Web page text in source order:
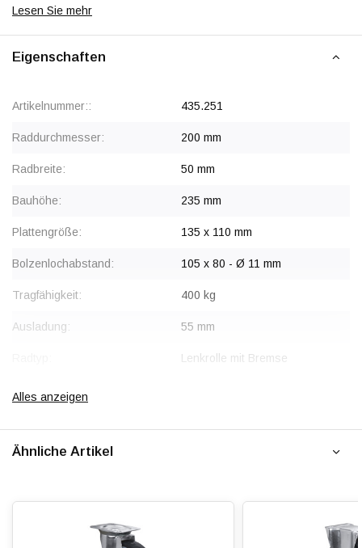
Rabatt ab 24 Stück, siehe Staffelpreise oder kontaktieren Sie
uns für ein Angebot.
Lesen Sie mehr
Eigenschaften
Artikelnummer:: 435.251
Raddurchmesser: 200 mm
Radbreite: 50 mm
Bauhöhe: 235 mm
Plattengröße: 135 x 110 mm
Bolzenlochabstand: 105 x 80 - Ø 11 mm
Tragfähigkeit: 400 kg
Ausladung: 55 mm
Lenkrolle mit Bremse
Befestigungstyp:
Bremse:
Radkörper: Polyamid (PA6)
Alles anzeigen
Ähnliche Artikel